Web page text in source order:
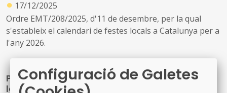
● 17/12/2025
Ordre EMT/208/2025, d'11 de desembre, per la qual
s'estableix el calendari de festes locals a Catalunya per a
l'any 2026.
Publicació del calendari estatal de les festes
laborals 2026
Configuració de Galetes